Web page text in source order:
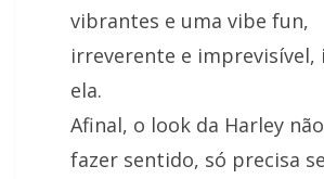
vibrantes e uma vibe fun,
irreverente e imprevisível,
ela.
Afinal, o look da Harley
fazer sentido, só precisa